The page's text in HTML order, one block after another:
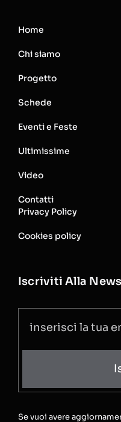
Home
Chi siamo
Progetto
Schede
Eventi e Feste
Ultimissime
Video
Contatti
Privacy Policy
Cookies policy
Iscriviti Alla
Se vuoi avere